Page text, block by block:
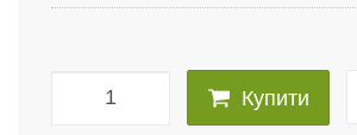
Купити